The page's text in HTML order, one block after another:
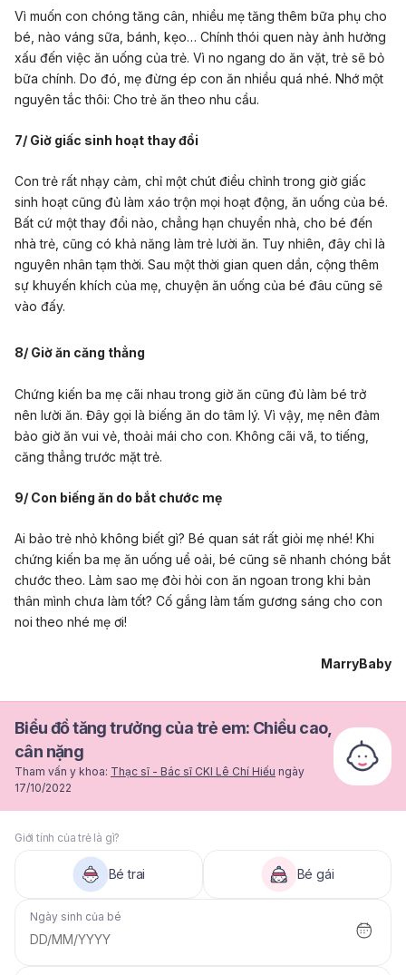
Vì muốn con chóng tăng cân, nhiều mẹ tăng thêm bữa phụ cho
bé, nào váng sữa, bánh, kẹo… Chính thói quen này ảnh hưởng
xấu đến việc ăn uống của trẻ. Vì no ngang do ăn vặt, trẻ sẽ bỏ
bữa chính. Do đó, mẹ đừng ép con ăn nhiều quá nhé. Nhớ một
nguyên tắc thôi: Cho trẻ ăn theo nhu cầu.
7/ Giờ giấc sinh hoạt thay đổi
Con trẻ rất nhạy cảm, chỉ một chút điều chỉnh trong giờ giấc
sinh hoạt cũng đủ làm xáo trộn mọi hoạt động, ăn uống của bé.
Bất cứ một thay đổi nào, chẳng hạn chuyển nhà, cho bé đến
nhà trẻ, cũng có khả năng làm trẻ lười ăn. Tuy nhiên, đây chỉ là
nguyên nhân tạm thời. Sau một thời gian quen dần, cộng thêm
sự khuyến khích của mẹ, chuyện ăn uống của bé đâu cũng sẽ
vào đấy.
8/ Giờ ăn căng thẳng
Chứng kiến ba mẹ cãi nhau trong giờ ăn cũng đủ làm bé trở
nên lười ăn. Đây gọi là biếng ăn do tâm lý. Vì vậy, mẹ nên đảm
bảo giờ ăn vui vẻ, thoải mái cho con. Không cãi vã, to tiếng,
căng thẳng trước mặt trẻ.
9/ Con biếng ăn do bắt chước mẹ
Ai bảo trẻ nhỏ không biết gì? Bé quan sát rất giỏi mẹ nhé! Khi
chứng kiến ba mẹ ăn uống uể oải, bé cũng sẽ nhanh chóng bắt
chước theo. Làm sao mẹ đòi hỏi con ăn ngoan trong khi bản
thân mình chưa làm tốt? Cố gắng làm tấm gương sáng cho con
noi theo nhé mẹ ơi!
MarryBaby
Biểu đồ tăng trưởng của trẻ em: Chiều cao,
cân nặng
Tham vấn y khoa: Thạc sĩ - Bác sĩ CKI Lê Chí Hiếu ngày
17/10/2022
Giới tính của trẻ là gì?
Bé trai Bé gái
Ngày sinh của bé
DD/MM/YYYY